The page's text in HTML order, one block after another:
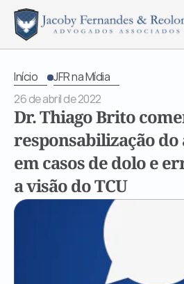
Início
JFR na Mídia
26 de abril de 2022
Dr. Thiago Brito
responsabilização
em casos de dolo e
a visão do TCU